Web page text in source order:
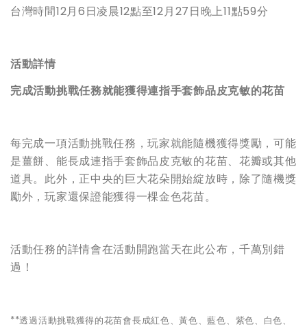
台灣時間12月6日凌晨12點至12月27日晚上11點59分
活動詳情
完成活動挑戰任務就能獲得連指手套飾品皮克敏的花苗
每完成一項活動挑戰任務，玩家就能隨機獲得獎勵，可能
是薑餅、能長成連指手套飾品皮克敏的花苗、花瓣或其他
道具。此外，正中央的巨大花朵開始綻放時，除了隨機獎
勵外，玩家還保證能獲得一棵金色花苗。
活動任務的詳情會在活動開跑當天在此公布，千萬別錯
過！
**透過活動挑戰獲得的花苗會長成紅色、黃色、藍色、紫色、白色、